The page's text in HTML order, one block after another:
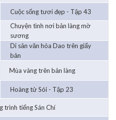
Cuộc sống tươi đẹp - Tập 43
Chuyện tình nơi bản làng mờ
sương
Di sản văn hóa Dao trên giấy
bản
Mùa vàng trên bản làng
Hoàng tử Sói - Tập 23
trình tiếng Sán Chí